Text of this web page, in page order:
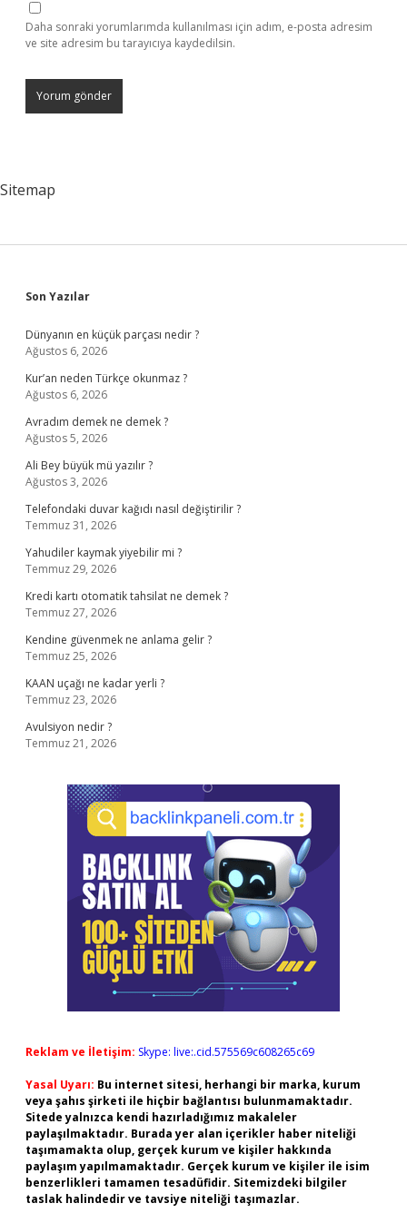
Daha sonraki yorumlarımda kullanılması için adım, e-posta adresim
ve site adresim bu tarayıcıya kaydedilsin.
Sitemap
Sidebar
Son Yazılar
Dünyanın en küçük parçası nedir ?
Ağustos 6, 2026
Kur’an neden Türkçe okunmaz ?
Ağustos 6, 2026
Avradım demek ne demek ?
Ağustos 5, 2026
Ali Bey büyük mü yazılır ?
Ağustos 3, 2026
Telefondaki duvar kağıdı nasıl değiştirilir ?
Temmuz 31, 2026
Yahudiler kaymak yiyebilir mi ?
Temmuz 29, 2026
Kredi kartı otomatik tahsilat ne demek ?
Temmuz 27, 2026
Kendine güvenmek ne anlama gelir ?
Temmuz 25, 2026
KAAN uçağı ne kadar yerli ?
Temmuz 23, 2026
Avulsiyon nedir ?
Temmuz 21, 2026
Reklam ve İletişim: Skype: live:.cid.575569c608265c69
Yasal Uyarı: Bu internet sitesi, herhangi bir marka, kurum
veya şahıs şirketi ile hiçbir bağlantısı bulunmamaktadır.
Sitede yalnızca kendi hazırladığımız makaleler
paylaşılmaktadır. Burada yer alan içerikler haber niteliği
taşımamakta olup, gerçek kurum ve kişiler hakkında
paylaşım yapılmamaktadır. Gerçek kurum ve kişiler ile isim
benzerlikleri tamamen tesadüfidir. Sitemizdeki bilgiler
taslak halindedir ve tavsiye niteliği taşımazlar.